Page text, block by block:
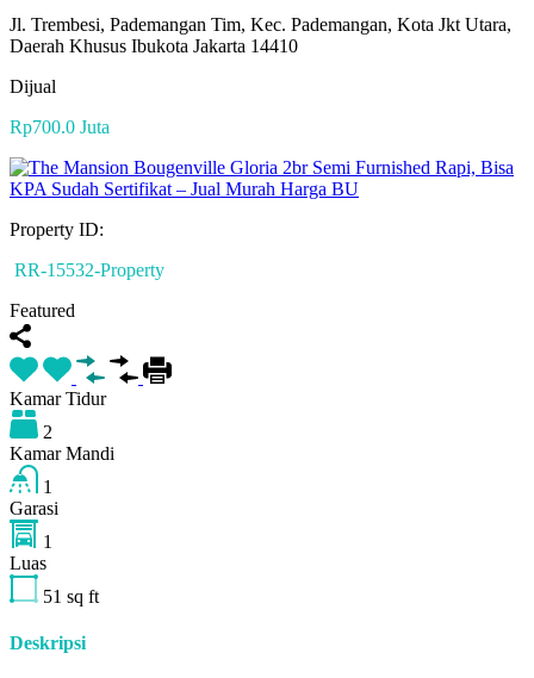
Jl. Trembesi, Pademangan Tim, Kec. Pademangan, Kota Jkt Utara,
Daerah Khusus Ibukota Jakarta 14410
Dijual
Rp700.0 Juta
Property ID:
RR-15532-Property
Featured
Kamar Tidur
2
Kamar Mandi
1
Garasi
1
Luas
51 sq ft
Deskripsi